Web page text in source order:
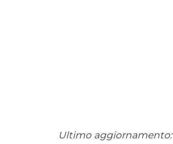
Ultimo aggiornamento: